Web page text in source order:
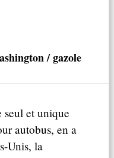
/ gazole
seul et unique
autobus, en a
Unis, la